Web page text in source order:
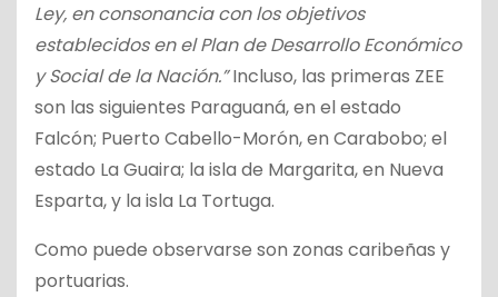
Ley, en consonancia con los objetivos
establecidos en el Plan de Desarrollo Económico
y Social de la Nación.”Incluso, las primeras ZEE
son las siguientes Paraguaná, en el estado
Falcón; Puerto Cabello-Morón, en Carabobo; el
estado La Guaira; la isla de Margarita, en Nueva
Esparta, y la isla La Tortuga.
Como puede observarse son zonas caribeñas y
portuarias.